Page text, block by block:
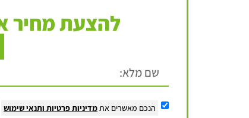
להצעת מחיר
הנכם מאשרים אתמדיניות פרטיות ותנאי שימוש